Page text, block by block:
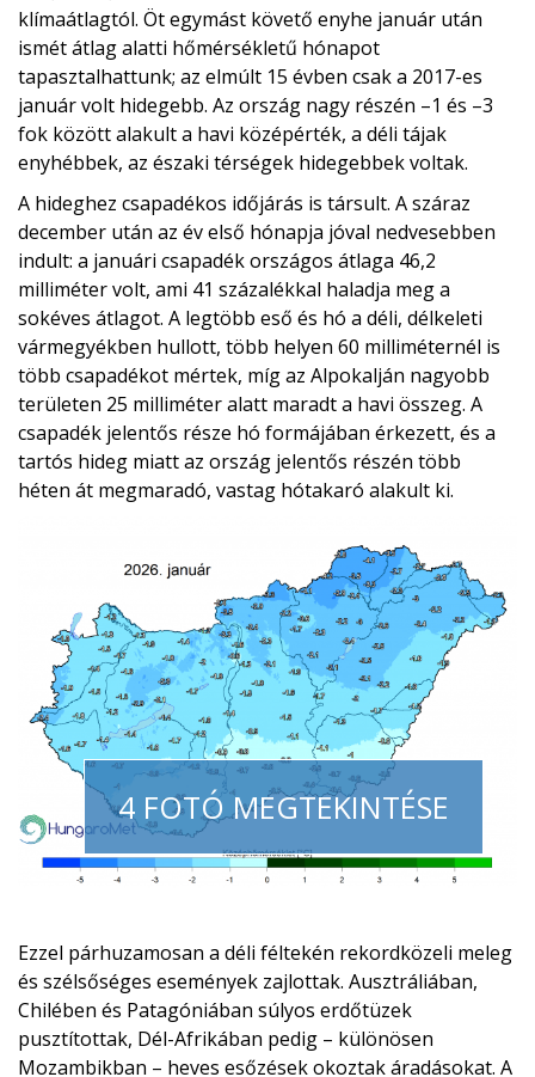
klímaátlagtól. Öt egymást követő enyhe január után
ismét átlag alatti hőmérsékletű hónapot
tapasztalhattunk; az elmúlt 15 évben csak a 2017-es
január volt hidegebb. Az ország nagy részén –1 és –3
fok között alakult a havi középérték, a déli tájak
enyhébbek, az északi térségek hidegebbek voltak.
A hideghez csapadékos időjárás is társult. A száraz
december után az év első hónapja jóval nedvesebben
indult: a januári csapadék országos átlaga 46,2
milliméter volt, ami 41 százalékkal haladja meg a
sokéves átlagot. A legtöbb eső és hó a déli, délkeleti
vármegyékben hullott, több helyen 60 milliméternél is
több csapadékot mértek, míg az Alpokalján nagyobb
területen 25 milliméter alatt maradt a havi összeg. A
csapadék jelentős része hó formájában érkezett, és a
tartós hideg miatt az ország jelentős részén több
héten át megmaradó, vastag hótakaró alakult ki.
4 FOTÓ MEGTEKINTÉSE
Ezzel párhuzamosan a déli féltekén rekordközeli meleg
és szélsőséges események zajlottak. Ausztráliában,
Chilében és Patagóniában súlyos erdőtüzek
pusztítottak, Dél-Afrikában pedig – különösen
Mozambikban – heves esőzések okoztak áradásokat. A